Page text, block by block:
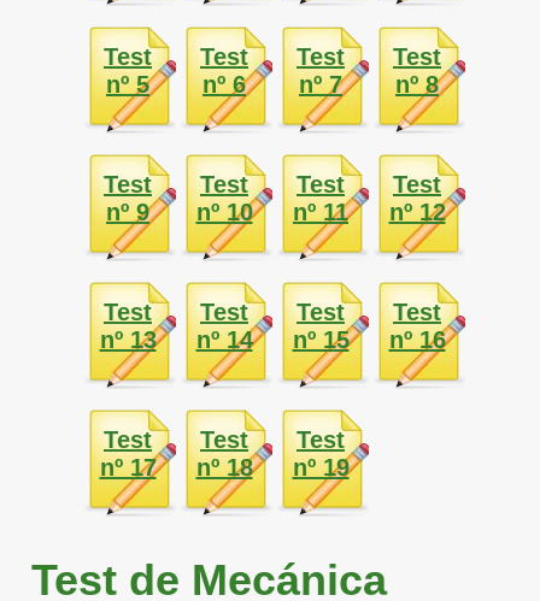
Test
nº 5
Test
nº 6
Test
nº 7
Test
nº 8
Test
nº 9
Test
nº 10
Test
nº 11
Test
nº 12
Test
nº 13
Test
nº 14
Test
nº 15
Test
nº 16
Test
nº 17
Test
nº 18
Test
nº 19
Test de Mecánica